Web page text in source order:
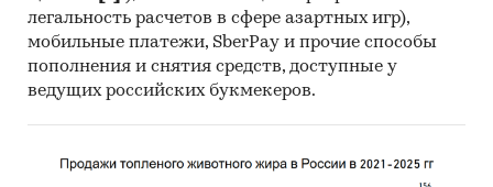
- Сальдо торгового баланса было
отрицательное и составляло 798,4 т.
- Главными игроками среди российских
производителей являются ООО `НПО
является Китай (более 99%), ведущий
легальность расчетов в сфере азартных игр),
мобильные платежи, SberPay и прочие способы
пополнения и снятия средств, доступные у
ведущих российских букмекеров.